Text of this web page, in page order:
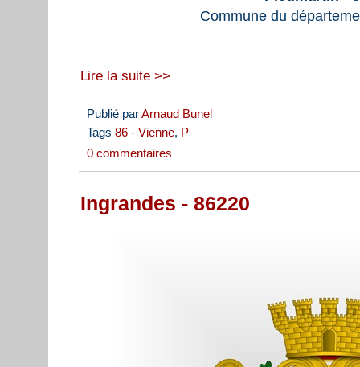
Commune du
Lire la suite >>
Publié parArnaud Bunel
Tags 86 - Vienne, P
0 commentaires
Ingrandes - 86220